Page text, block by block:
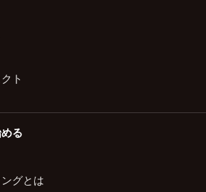
ト
る
グとは